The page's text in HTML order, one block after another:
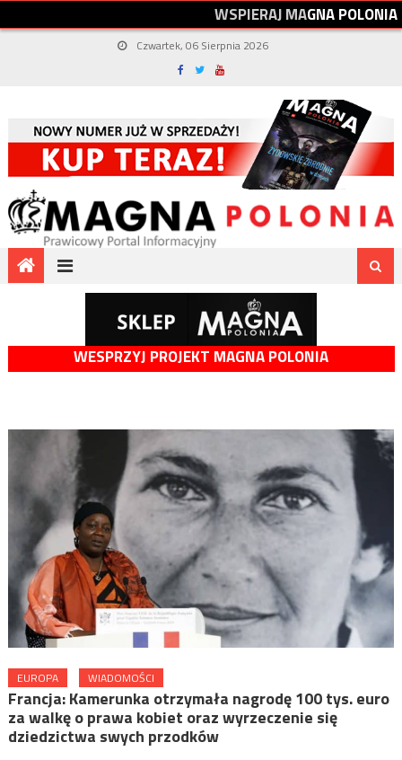
WSPIERAJMAGNAPOLONIA
Czwartek, 06 Sierpnia 2026
WESPRZYJ PROJEKT MAGNA POLONIA
EUROPA WIADOMOŚCI
Francja: Kamerunka otrzymała nagrodę 100 tys. euro
za walkę o prawa kobiet oraz wyrzeczenie się
dziedzictwa swych przodków